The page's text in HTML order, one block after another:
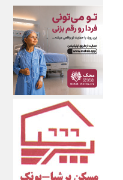
اکوفارس
اکونگار
اکونیوز
الف
انتشار آنلاین
اندیشه قرن
اندیشه معاصر
اندیشه ها
انرژی پرس
ای استخدام
ایتنا
ایراف
ایران آرت